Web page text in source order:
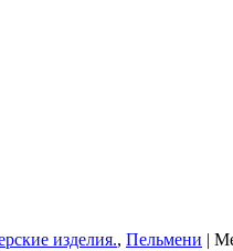
изделия., Пельмени |